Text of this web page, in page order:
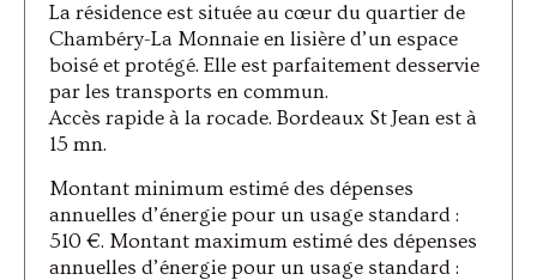
La résidence est située au cœur du quartier de
Chambéry-La Monnaie en lisière d’un espace
boisé et protégé. Elle est parfaitement desservie
par les transports en commun.
Accès rapide à la rocade. Bordeaux St Jean est à
15 mn.
Montant minimum estimé des dépenses
annuelles d’énergie pour un usage standard :
510 €. Montant maximum estimé des dépenses
annuelles d’énergie pour un usage standard :